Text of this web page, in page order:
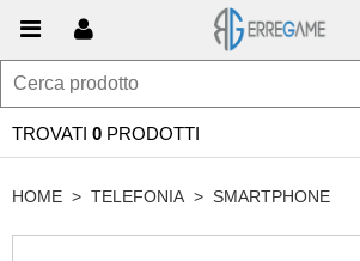
TROVATI 0 PRODOTTI
HOME > TELEFONIA > SMARTPHONE